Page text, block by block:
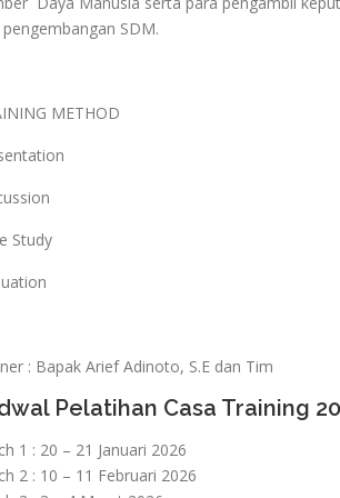
pengembangan SDM.
METHOD
Study
: Bapak Arief Adinoto, S.E dan Tim
Pelatihan Casa Training
1 : 20 – 21 Januari 2026
2 : 10 – 11 Februari 2026